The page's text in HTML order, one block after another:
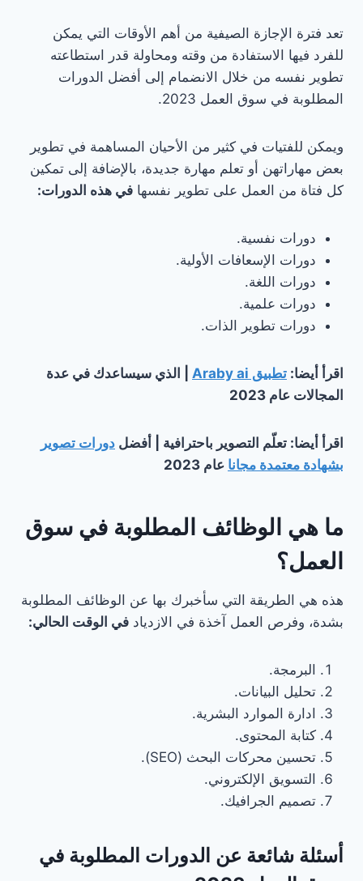
تعد فترة الإجازة الصيفية من أهم الأوقات التي يمكن
للفرد فيها الاستفادة من وقته ومحاولة قدر استطاعته
تطوير نفسه من خلال الانضمام إلى أفضل الدورات
المطلوبة في سوق العمل 2023.
ويمكن للفتيات في كثير من الأحيان المساهمة في تطوير
بعض مهاراتهن أو تعلم مهارة جديدة، بالإضافة إلى تمكين
كل فتاة من العمل على تطوير نفسها في هذه الدورات:
دورات نفسية.
دورات الإسعافات الأولية.
دورات اللغة.
دورات علمية.
دورات تطوير الذات.
اقرأ أيضا: تطبيق Araby ai
| الذي سيساعدك في عدة
المجالات عام 2023
اقرأ أيضا: تعلّم التصوير باحترافية | أفضل دورات تصوير
بشهادة معتمدة مجانا عام 2023
ما هي الوظائف المطلوبة في سوق
العمل؟
هذه هي الطريقة التي سأخبرك بها عن الوظائف المطلوبة
بشدة، وفرص العمل آخذة في الازدياد في الوقت الحالي:
البرمجة.
تحليل البيانات.
ادارة الموارد البشرية.
كتابة المحتوى.
تحسين محركات البحث (SEO).
التسويق الإلكتروني.
تصميم الجرافيك.
أسئلة شائعة عن الدورات المطلوبة في